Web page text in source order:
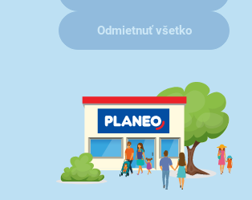
Odmietnuť všetko
Recenzie
produktu
zmeniť bez predchádzajúceho upozornenia.